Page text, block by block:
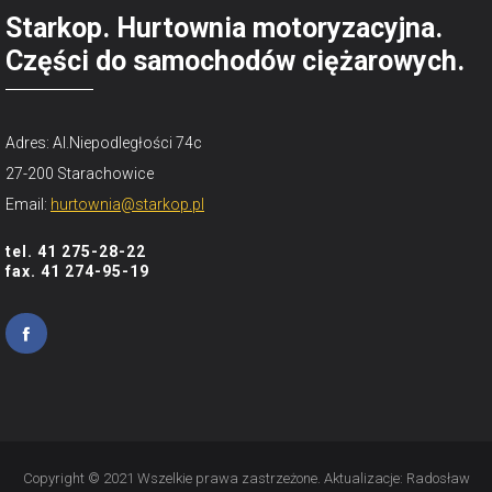
Starkop. Hurtownia motoryzacyjna.
Części do samochodów ciężarowych.
Adres: Al.Niepodległości 74c
27-200 Starachowice
Email: hurtownia@starkop.pl
tel. 41 275-28-22
fax. 41 274-95-19
Copyright © 2021 Wszelkie prawa zastrzeżone. Aktualizacje: Radosław